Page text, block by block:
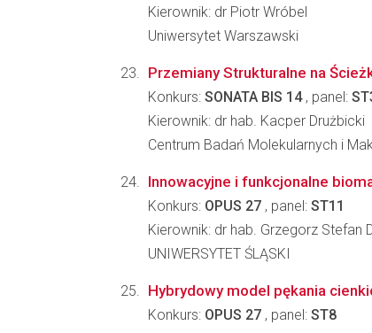
Kierownik: dr Piotr Wróbel
Uniwersytet Warszawski
Przemiany Strukturalne na
Konkurs: SONATA BIS 14, panel:
Kierownik: dr hab. Kacper Drużbicki
Centrum Badań Molekularnych i
Innowacyjne i funkcjonalne
Konkurs: OPUS 27 , panel: ST11
Kierownik: dr hab. Grzegorz Stefan
UNIWERSYTET ŚLĄSKI
Hybrydowy model pękania
Konkurs: OPUS 27 , panel: ST8